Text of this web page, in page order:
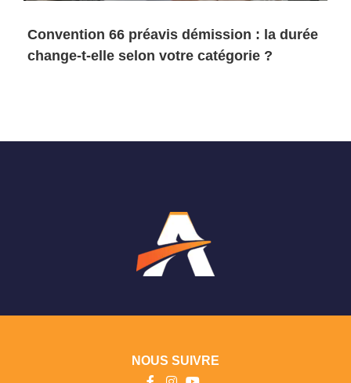
Convention 66 préavis démission : la durée
change-t-elle selon votre catégorie ?
NOUS SUIVRE